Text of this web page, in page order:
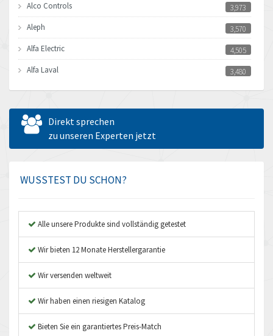
Alco Controls
3,973
Aleph
3,570
Alfa Electric
4,505
Alfa Laval
3,480
Allen Bradley
4,904
Allen West
Amperite
Amplicon Liveline
Apex Dynamics
Asco Numatics
Atos
3,829
Aventics
B&R
Direkt sprechen
zu unseren Experten jetzt
WUSSTEST DU SCHON?
Alle unsere Produkte sind vollständig getestet
Wir bieten 12 Monate Herstellergarantie
Wir versenden weltweit
Wir haben einen riesigen Katalog
Bieten Sie ein garantiertes Preis-Match